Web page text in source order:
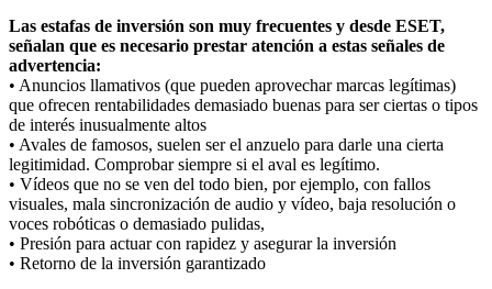
Las estafas de inversión son muy frecuentes y desde ESET,
señalan que es necesario prestar atención a estas señales de
advertencia:
• Anuncios llamativos (que pueden aprovechar marcas legítimas)
que ofrecen rentabilidades demasiado buenas para ser ciertas o tipos
de interés inusualmente altos
• Avales de famosos, suelen ser el anzuelo para darle una cierta
legitimidad. Comprobar siempre si el aval es legítimo.
• Vídeos que no se ven del todo bien, por ejemplo, con fallos
visuales, mala sincronización de audio y vídeo, baja resolución o
voces robóticas o demasiado pulidas,
• Presión para actuar con rapidez y asegurar la inversión
• Retorno de la inversión garantizado